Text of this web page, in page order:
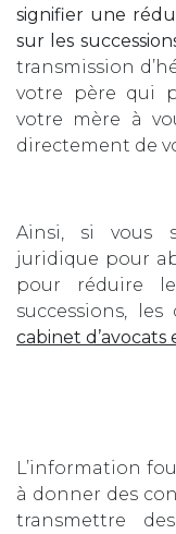
signifier une
sur les
transmission
votre père qui
votre mère à
directement de
Ainsi, si vous
juridique pour
pour réduire
successions,
cabinet d’avocats
L’information
à donner des
transmettre